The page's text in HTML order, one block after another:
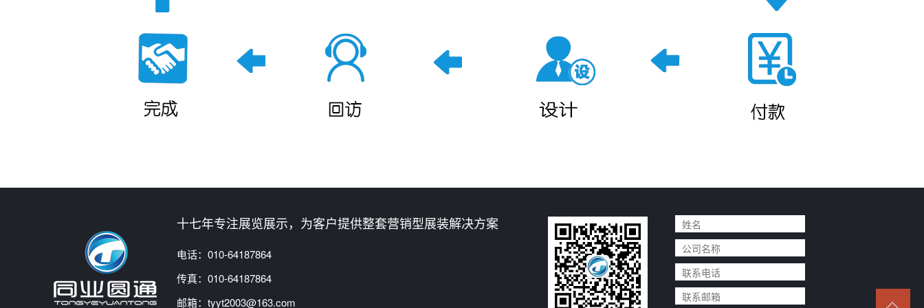
十七年专注展览展示，为客户提供整套营销型展装解决方案
电话： 010-64187864
传真：010-64187864
邮箱：tyyt2003@163.com